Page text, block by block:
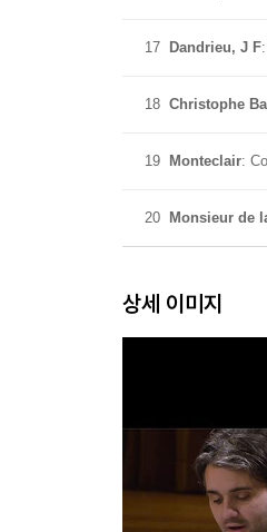
17 Dandrieu, J F
18 Christophe
19 Monteclair:
20 Monsieur de
상세 이미지